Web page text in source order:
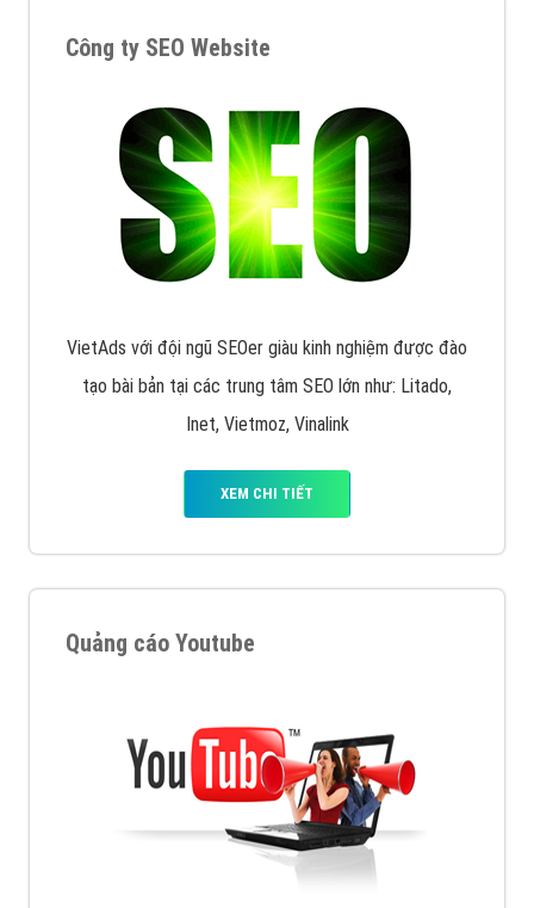
Công ty SEO Website
VietAds với đội ngũ SEOer giàu kinh nghiệm được đào
tạo bài bản tại các trung tâm SEO lớn như: Litado,
Inet, Vietmoz, Vinalink
XEM CHI TIẾT
Quảng cáo Youtube